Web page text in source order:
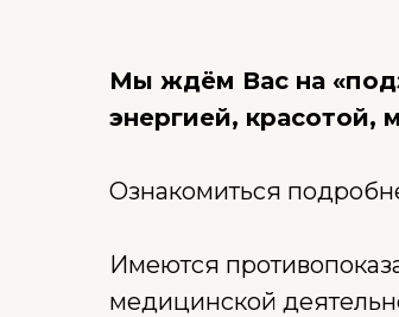
Мы ждём Вас на
энергией, красотой,
Ознакомиться
Имеются
медицинской